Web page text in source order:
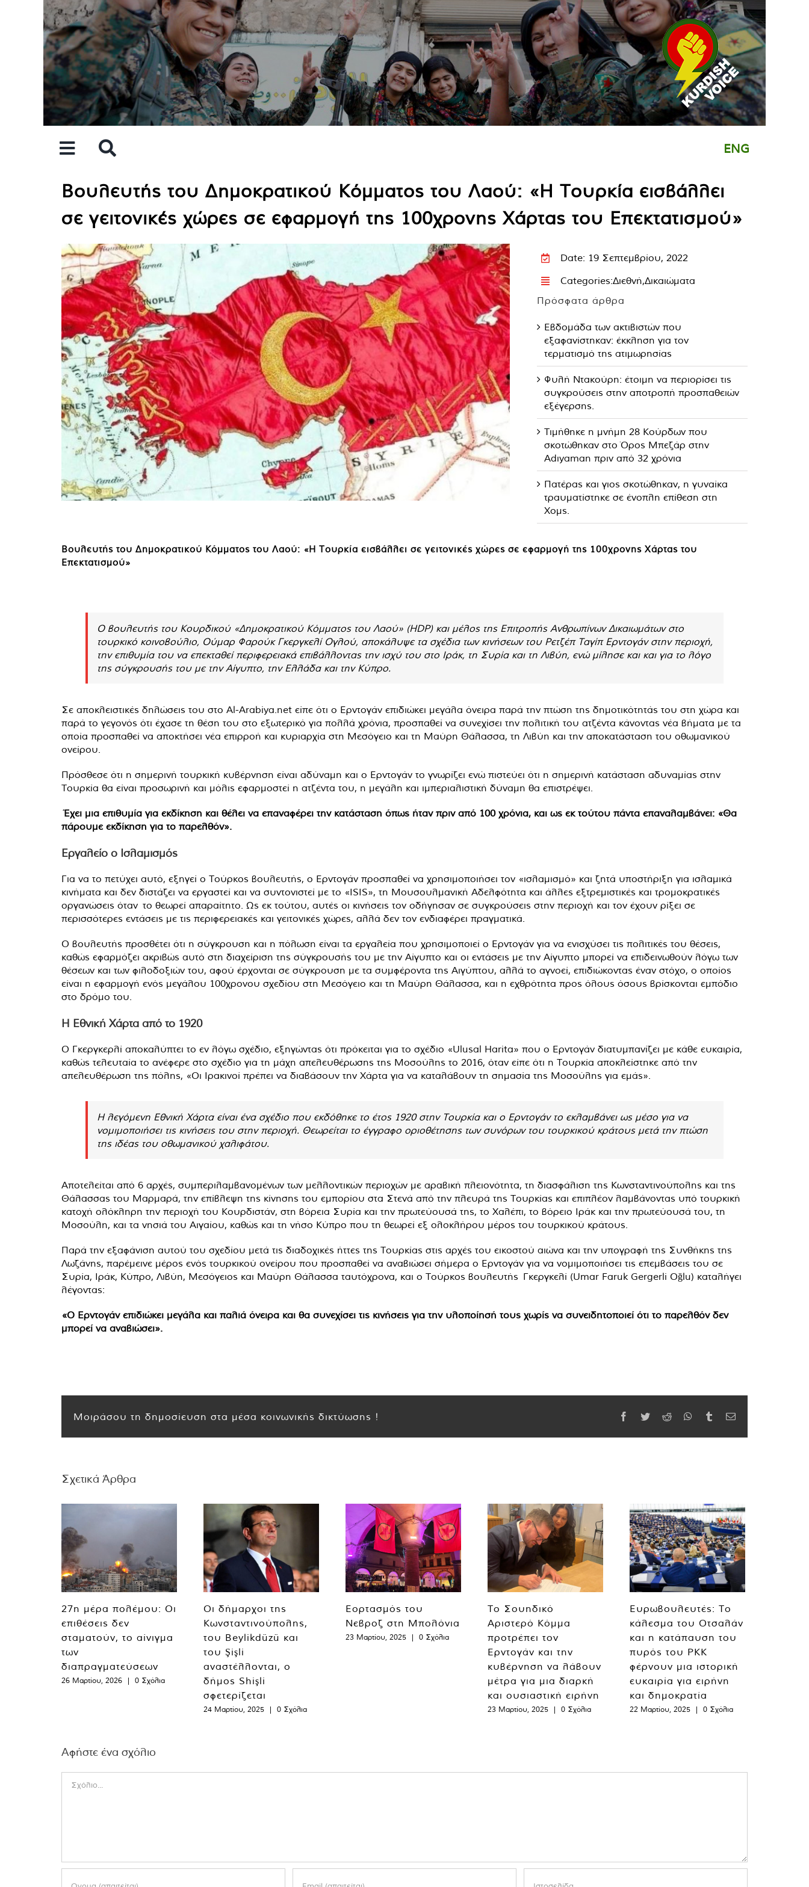
ENG
Βουλευτής του Δημοκρατικού Κόμματος του Λαού: «Η Τουρκία εισβάλλει
σε γειτονικές χώρες σε εφαρμογή της 100χρονης Χάρτας του Επεκτατισμού»
Date: 19 Σεπτεμβρίου, 2022
Categories:Διεθνή,Δικαιώματα
Πρόσφατα άρθρα
Εβδομάδα των ακτιβιστών που
εξαφανίστηκαν: έκκληση για τον
τερματισμό της ατιμωρησίας
Φυλή Ντακούρη: έτοιμη να περιορίσει τις
συγκρούσεις στην αποτροπή προσπαθειών
εξέγερσης.
Τιμήθηκε η μνήμη 28 Κούρδων που
σκοτώθηκαν στο Όρος Μπεζάρ στην
Adıyaman πριν από 32 χρόνια
Πατέρας και γιος σκοτώθηκαν, η γυναίκα
τραυματίστηκε σε ένοπλη επίθεση στη
Χομς.
Βουλευτής του Δημοκρατικού Κόμματος του Λαού: «Η Τουρκία εισβάλλει σε γειτονικές χώρες σε εφαρμογή της 100χρονης Χάρτας του
Επεκτατισμού»
Ο βουλευτής του Κουρδικού «Δημοκρατικού Κόμματος του Λαού» (HDP) και μέλος της Επιτροπής Ανθρωπίνων Δικαιωμάτων στο
τουρκικό κοινοβούλιο, Ούμαρ Φαρούκ Γκεργκελί Ογλού, αποκάλυψε τα σχέδια των κινήσεων του Ρετζέπ Ταγίπ Ερντογάν στην περιοχή,
την επιθυμία του να επεκταθεί περιφερειακά επιβάλλοντας την ισχύ του στο Ιράκ, τη Συρία και τη Λιβύη, ενώ μίλησε και και για το λόγο
της σύγκρουσής του με την Αίγυπτο, την Ελλάδα και την Κύπρο.
Σε αποκλειστικές δηλώσεις του στο Al-Arabiya.net είπε ότι ο Ερντογάν επιδιώκει μεγάλα όνειρα παρά την πτώση της δημοτικότητάς του στη χώρα και
παρά το γεγονός ότι έχασε τη θέση του στο εξωτερικό για πολλά χρόνια, προσπαθεί να συνεχίσει την πολιτική του ατζέντα κάνοντας νέα βήματα με τα
οποία προσπαθεί να αποκτήσει νέα επιρροή και κυριαρχία στη Μεσόγειο και τη Μαύρη Θάλασσα, τη Λιβύη και την αποκατάσταση του οθωμανικού
ονείρου.
Πρόσθεσε ότι η σημερινή τουρκική κυβέρνηση είναι αδύναμη και ο Ερντογάν το γνωρίζει ενώ πιστεύει ότι η σημερινή κατάσταση αδυναμίας στην
Τουρκία θα είναι προσωρινή και μόλις εφαρμοστεί η ατζέντα του, η μεγάλη και ιμπεριαλιστική δύναμη θα επιστρέψει.
Έχει μια επιθυμία για εκδίκηση και θέλει να επαναφέρει την κατάσταση όπως ήταν πριν από 100 χρόνια, και ως εκ τούτου πάντα επαναλαμβάνει: «Θα
πάρουμε εκδίκηση για το παρελθόν».
Εργαλείο ο Ισλαμισμός
Για να το πετύχει αυτό, εξηγεί ο Τούρκος βουλευτής, ο Ερντογάν προσπαθεί να χρησιμοποιήσει τον «ισλαμισμό» και ζητά υποστήριξη για ισλαμικά
κινήματα και δεν διστάζει να εργαστεί και να συντονιστεί με το «ISIS», τη Μουσουλμανική Αδελφότητα και άλλες εξτρεμιστικές και τρομοκρατικές
οργανώσεις όταν το θεωρεί απαραίτητο. Ως εκ τούτου, αυτές οι κινήσεις τον οδήγησαν σε συγκρούσεις στην περιοχή και τον έχουν ρίξει σε
περισσότερες εντάσεις με τις περιφερειακές και γειτονικές χώρες, αλλά δεν τον ενδιαφέρει πραγματικά.
Ο βουλευτής προσθέτει ότι η σύγκρουση και η πόλωση είναι τα εργαλεία που χρησιμοποιεί ο Ερντογάν για να ενισχύσει τις πολιτικές του θέσεις,
καθώς εφαρμόζει ακριβώς αυτό στη διαχείριση της σύγκρουσής του με την Αίγυπτο και οι εντάσεις με την Αίγυπτο μπορεί να επιδεινωθούν λόγω των
θέσεων και των φιλοδοξιών του, αφού έρχονται σε σύγκρουση με τα συμφέροντα της Αιγύπτου, αλλά το αγνοεί, επιδιώκοντας έναν στόχο, ο οποίος
είναι η εφαρμογή ενός μεγάλου 100χρονου σχεδίου στη Μεσόγειο και τη Μαύρη Θάλασσα, και η εχθρότητα προς όλους όσους βρίσκονται εμπόδιο
στο δρόμο του.
Η Εθνική Χάρτα από το 1920
Ο Γκεργκερλί αποκαλύπτει το εν λόγω σχέδιο, εξηγώντας ότι πρόκειται για το σχέδιο «Ulusal Harita» που ο Ερντογάν διατυμπανίζει με κάθε ευκαιρία,
καθώς τελευταία το ανέφερε στο σχέδιο για τη μάχη απελευθέρωσης της Μοσούλης το 2016, όταν είπε ότι η Τουρκία αποκλείστηκε από την
απελευθέρωση της πόλης, «Οι Ιρακινοί πρέπει να διαβάσουν την Χάρτα για να καταλάβουν τη σημασία της Μοσούλης για εμάς».
Η λεγόμενη Εθνική Χάρτα είναι ένα σχέδιο που εκδόθηκε το έτος 1920 στην Τουρκία και ο Ερντογάν το εκλαμβάνει ως μέσο για να
νομιμοποιήσει τις κινήσεις του στην περιοχή. Θεωρείται το έγγραφο οριοθέτησης των συνόρων του τουρκικού κράτους μετά την πτώση
της ιδέας του οθωμανικού χαλιφάτου.
Αποτελείται από 6 αρχές, συμπεριλαμβανομένων των μελλοντικών περιοχών με αραβική πλειονότητα, τη διασφάλιση της Κωνσταντινούπολης και της
Θάλασσας του Μαρμαρά, την επίβλεψη της κίνησης του εμπορίου στα Στενά από την πλευρά της Τουρκίας και επιπλέον λαμβάνοντας υπό τουρκική
κατοχή ολόκληρη την περιοχή του Κουρδιστάν, στη βόρεια Συρία και την πρωτεύουσά της, το Χαλέπι, το βόρειο Ιράκ και την πρωτεύουσά του, τη
Μοσούλη, και τα νησιά του Αιγαίου, καθώς και τη νήσο Κύπρο που τη θεωρεί εξ ολοκλήρου μέρος του τουρκικού κράτους.
Παρά την εξαφάνιση αυτού του σχεδίου μετά τις διαδοχικές ήττες της Τουρκίας στις αρχές του εικοστού αιώνα και την υπογραφή της Συνθήκης της
Λωζάνης, παρέμεινε μέρος ενός τουρκικού ονείρου που προσπαθεί να αναβιώσει σήμερα ο Ερντογάν για να νομιμοποιήσει τις επεμβάσεις του σε
Συρία, Ιράκ, Κύπρο, Λιβύη, Μεσόγειος και Μαύρη Θάλασσα ταυτόχρονα, και ο Τούρκος βουλευτής Γκεργκελί (Umar Faruk Gergerli Oğlu) καταλήγει
λέγοντας:
«Ο Ερντογάν επιδιώκει μεγάλα και παλιά όνειρα και θα συνεχίσει τις κινήσεις για την υλοποίησή τους χωρίς να συνειδητοποιεί ότι το παρελθόν δεν
μπορεί να αναβιώσει».
Μοιράσου τη δημοσίευση στα μέσα κοινωνικής δικτύωσης ! Facebook
TwitterReddit WhatsApp
TumblrEmail
Σχετικά Άρθρα
27η μέρα πολέμου: Οι
επιθέσεις δεν
σταματούν, το αίνιγμα
των
διαπραγματεύσεων
26 Μαρτίου, 2026 | 0 Σχόλια
Οι δήμαρχοι της
Κωνσταντινούπολης,
του Beylikdüzü και
του Şişli
αναστέλλονται, ο
δήμος Shişli
σφετερίζεται
24 Μαρτίου, 2025 | 0 Σχόλια
Εορτασμός του
Νεβροζ στη Μπολόνια
23 Μαρτίου, 2025 | 0 Σχόλια
Το Σουηδικό
Αριστερό Κόμμα
προτρέπει τον
Ερντογάν και την
κυβέρνηση να λάβουν
μέτρα για μια διαρκή
και ουσιαστική ειρήνη
23 Μαρτίου, 2025 | 0 Σχόλια
Ευρωβουλευτές: Το
κάλεσμα του Οτσαλάν
και η κατάπαυση του
πυρός του PKK
φέρνουν μια ιστορική
ευκαιρία για ειρήνη
και δημοκρατία
22 Μαρτίου, 2025 | 0 Σχόλια
Αφήστε ένα σχόλιο